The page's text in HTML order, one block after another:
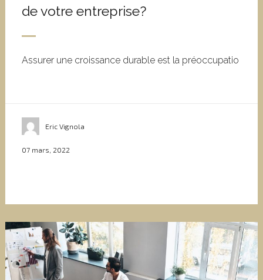
de votre entreprise?
Assurer une croissance durable est la préoccupatio
Eric Vignola
07 mars, 2022